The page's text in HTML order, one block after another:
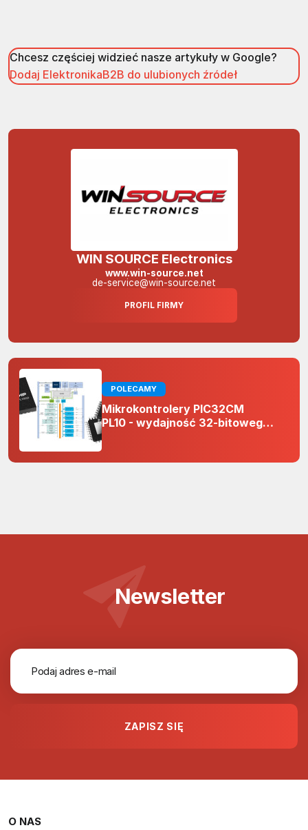
Chcesz częściej widzieć nasze artykuły w Google?
Dodaj ElektronikaB2B do ulubionych źródeł
WIN SOURCE Electronics
www.win-source.net
de-service@win-source.net
PROFIL FIRMY
POLECAMY
Mikrokontrolery PIC32CM
PL10 - wydajność 32-bitowego
projektach 5 V
Newsletter
O NAS